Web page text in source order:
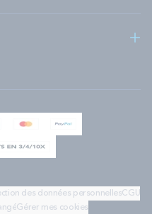
des données personnellesCGU
Gérer mes cookies